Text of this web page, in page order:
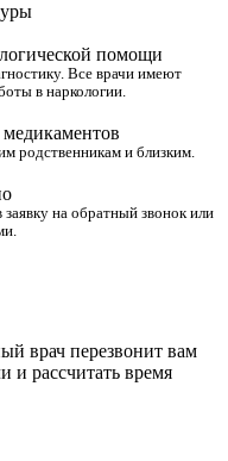
помощи
Все врачи имеют
в наркологии.
родственникам и близким.
на обратный звонок или
врач перезвонит вам
и рассчитать время